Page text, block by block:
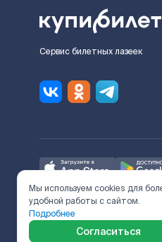
Сервис билетных лазеек
Ж/Д билеты
с Поставщиком услуг и
включает сервисный сбор.
Мы используем cookies для
удобной работы с сайтом.
Подробнее
Согласиться